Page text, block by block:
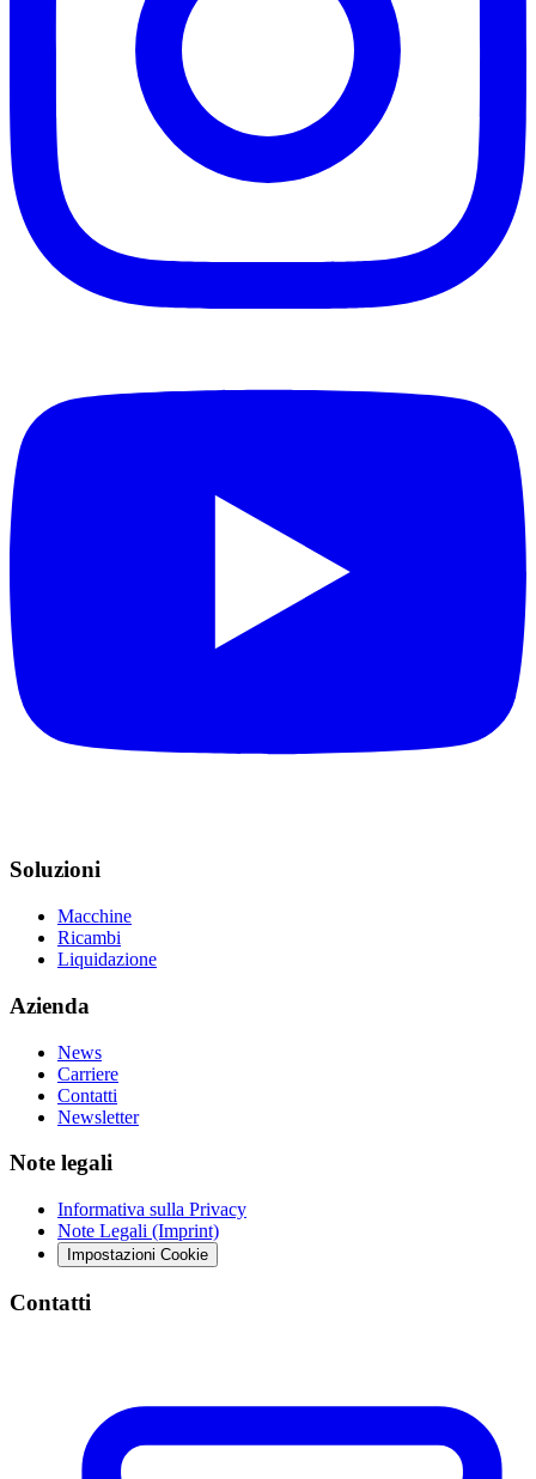
Soluzioni
Macchine
Ricambi
Liquidazione
Azienda
News
Carriere
Contatti
Newsletter
Note legali
Informativa sulla Privacy
Note Legali (Imprint)
Impostazioni Cookie
Contatti